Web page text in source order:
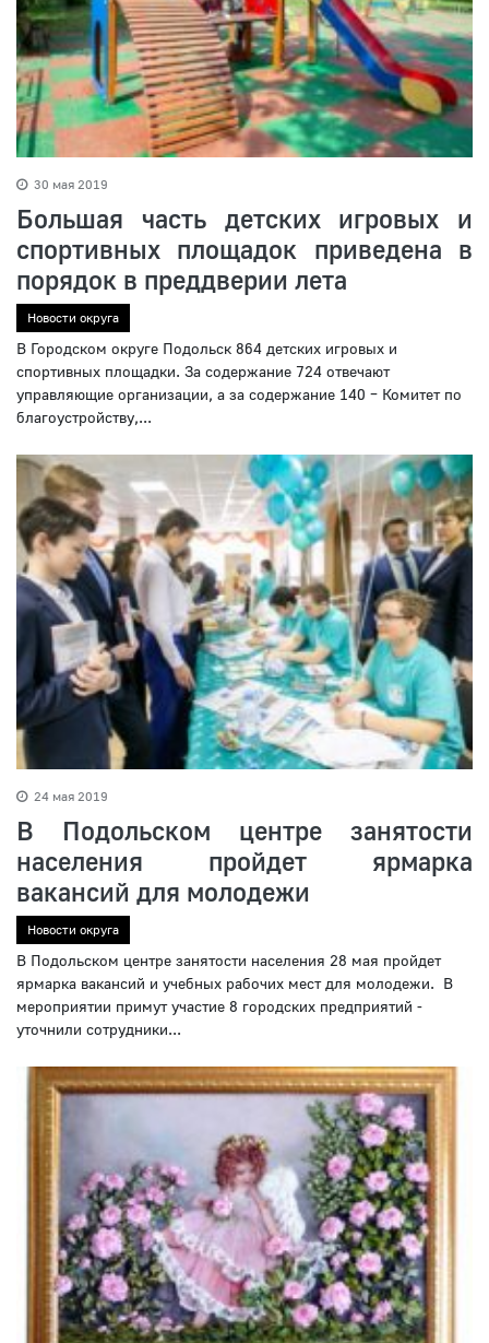
30 мая 2019
Большая часть детских игровых и
спортивных площадок приведена в
порядок в преддверии лета
Новости округа
В Городском округе Подольск 864 детских игровых и
спортивных площадки. За содержание 724 отвечают
управляющие организации, а за содержание 140 – Комитет по
благоустройству,...
24 мая 2019
В Подольском центре занятости
населения пройдет ярмарка
вакансий для молодежи
Новости округа
В Подольском центре занятости населения 28 мая пройдет
ярмарка вакансий и учебных рабочих мест для молодежи. В
мероприятии примут участие 8 городских предприятий -
уточнили сотрудники...